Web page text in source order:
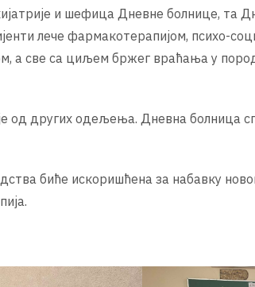
и шефица Дневне болнице, та
лече фармакотерапијом, психо-
а све са циљем бржег враћања у
од других одељења. Дневна болница
биће искоришћена за набавку